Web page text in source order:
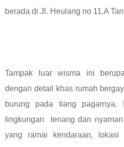
berada di Jl. Heulang no 11.A
Tampak luar wisma ini
dengan detail khas rumah
burung pada tiang
lingkungan tenang dan
yang ramai kendaraan, lokasi